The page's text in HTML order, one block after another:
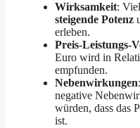
Wirksamkeit:
steigende Potenz
erleben.
Preis-Leistungs-
Euro wird in
empfunden.
Nebenwirkungen
negative
würden, dass das
ist.